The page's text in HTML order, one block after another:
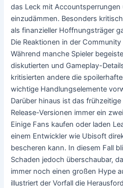
das Leck mit
einzudämmen. Besonders
als finanzieller Hoffnungsträger
Die Reaktionen in der
Während manche Spieler
diskutierten und Gameplay-
kritisierten andere die
wichtige Handlungselemente
Darüber hinaus ist das
Release-Versionen immer ein
Einige Fans kaufen oder laden
einem Entwickler wie Ubisoft
bescheren kann. In diesem Fall
Schaden jedoch überschaubar,
immer noch einen großen Hype
illustriert der Vorfall die